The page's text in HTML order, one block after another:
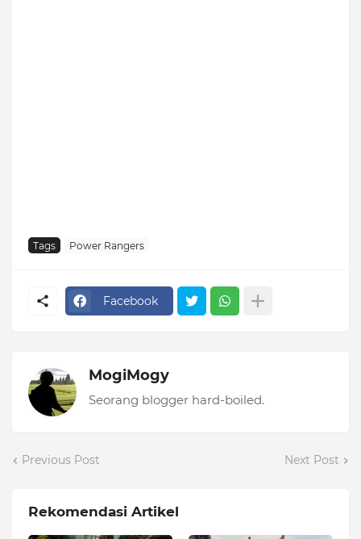
Tags Power Rangers
Facebook
MogiMogy
Seorang blogger hard-boiled.
Previous Post Next Post
Rekomendasi Artikel